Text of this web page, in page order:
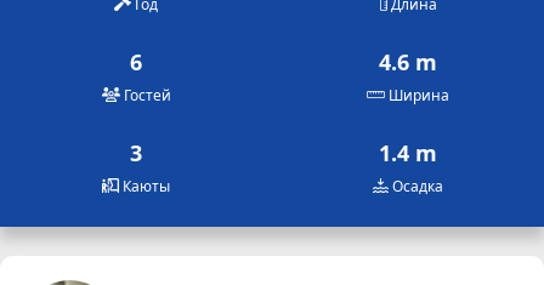
6
Гостей
4.6 m
Ширина
3
Каюты
1.4 m
Осадка